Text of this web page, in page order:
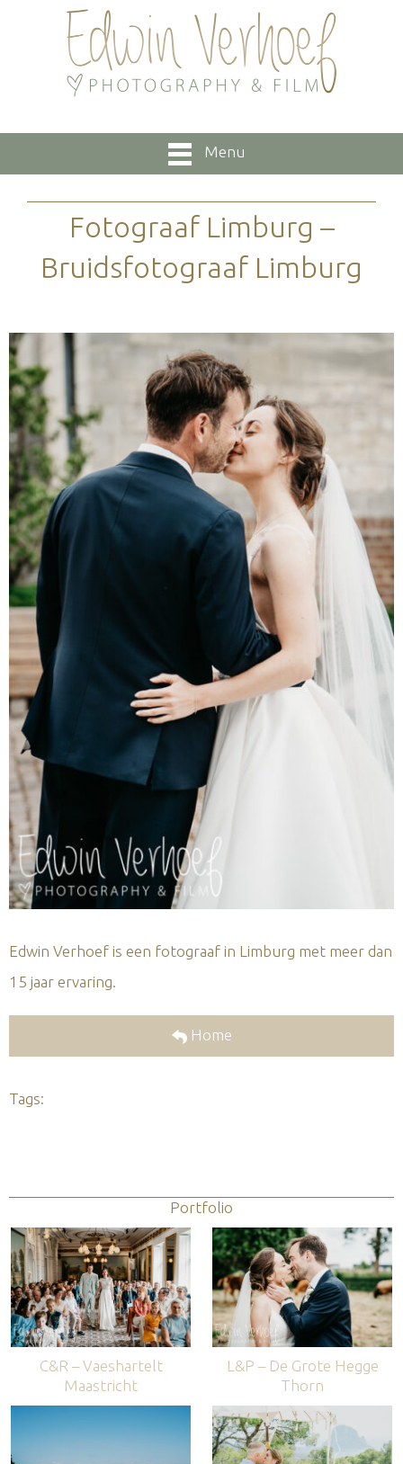
Menu
Fotograaf Limburg –
Bruidsfotograaf Limburg
Edwin Verhoef is een fotograaf in Limburg met meer dan
15 jaar ervaring.
Home
Tags:
Portfolio
C&R – Vaeshartelt
Maastricht
L&P – De Grote Hegge
Thorn